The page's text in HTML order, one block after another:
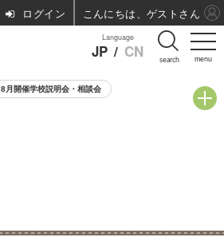
menu
Language
JP / CN search
8月開催学校説明会・相談会
ログイン こんにちは、ゲストさん